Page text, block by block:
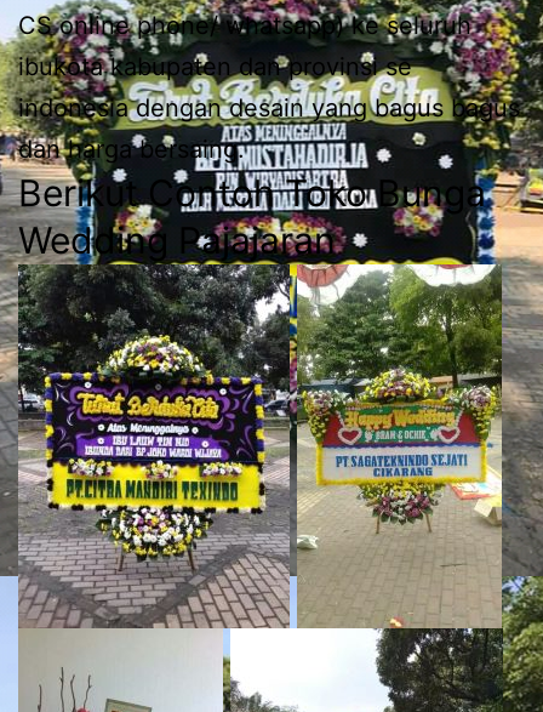
CS online phone/ whatsapp) ke seluruh
ibukota kabupaten dan provinsi se
indonesia dengan desain yang bagus bagus
dan harga bersaing.
Berikut Contoh Toko Bunga
Wedding Pajajaran